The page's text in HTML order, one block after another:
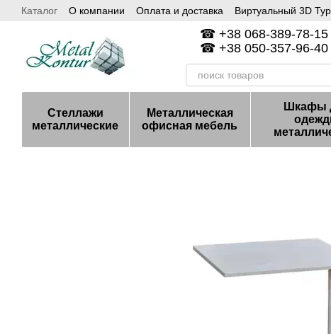
Перейти к основному контенту
Каталог О компании Оплата и доставка Виртуальный 3D
☎ +38 068-389-78-15
☎ +38 050-357-96-40
Стеллажи
металлические
Металлическая
офисная мебель
Шкафы